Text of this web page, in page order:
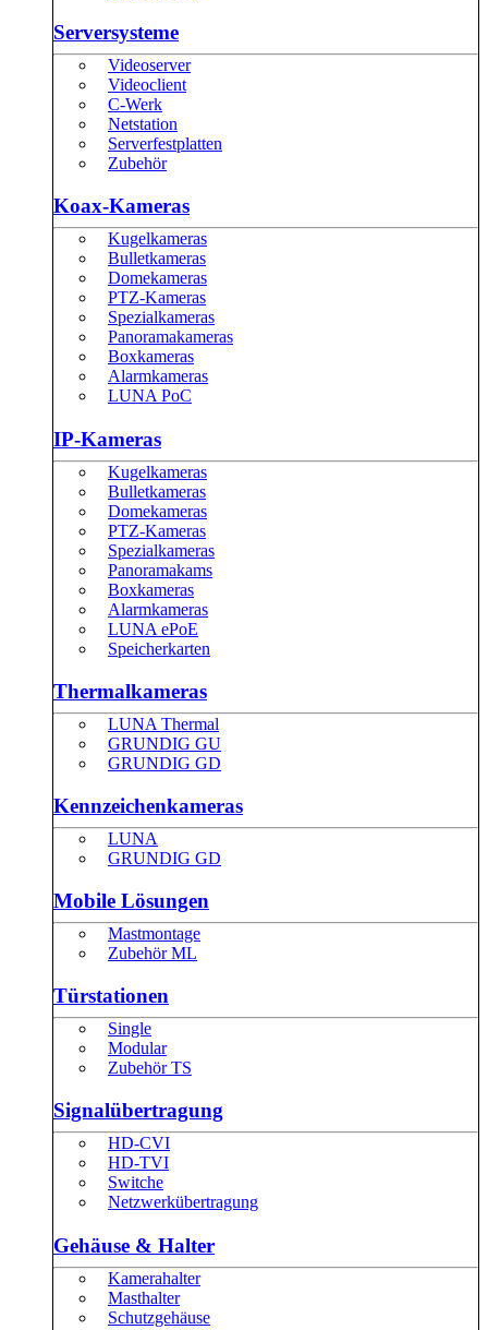
Serversysteme
Videoserver
Videoclient
C-Werk
Netstation
Serverfestplatten
Zubehör
Koax-Kameras
Kugelkameras
Bulletkameras
Domekameras
PTZ-Kameras
Spezialkameras
Panoramakameras
Boxkameras
Alarmkameras
LUNA PoC
IP-Kameras
Kugelkameras
Bulletkameras
Domekameras
PTZ-Kameras
Spezialkameras
Panoramakams
Boxkameras
Alarmkameras
LUNA ePoE
Speicherkarten
Thermalkameras
LUNA Thermal
GRUNDIG GU
GRUNDIG GD
Kennzeichenkameras
LUNA
GRUNDIG GD
Mobile Lösungen
Mastmontage
Zubehör ML
Türstationen
Single
Modular
Zubehör TS
Signalübertragung
HD-CVI
HD-TVI
Switche
Netzwerkübertragung
Gehäuse & Halter
Kamerahalter
Masthalter
Schutzgehäuse